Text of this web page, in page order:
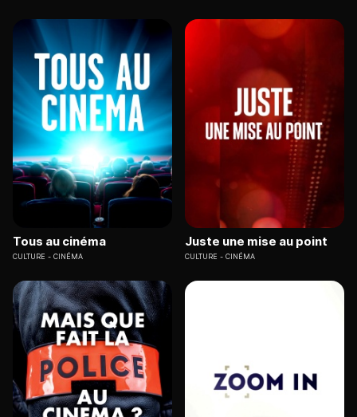
Tous au cinéma
CULTURE CINÉMA
Juste une mise au point
CULTURE CINÉMA